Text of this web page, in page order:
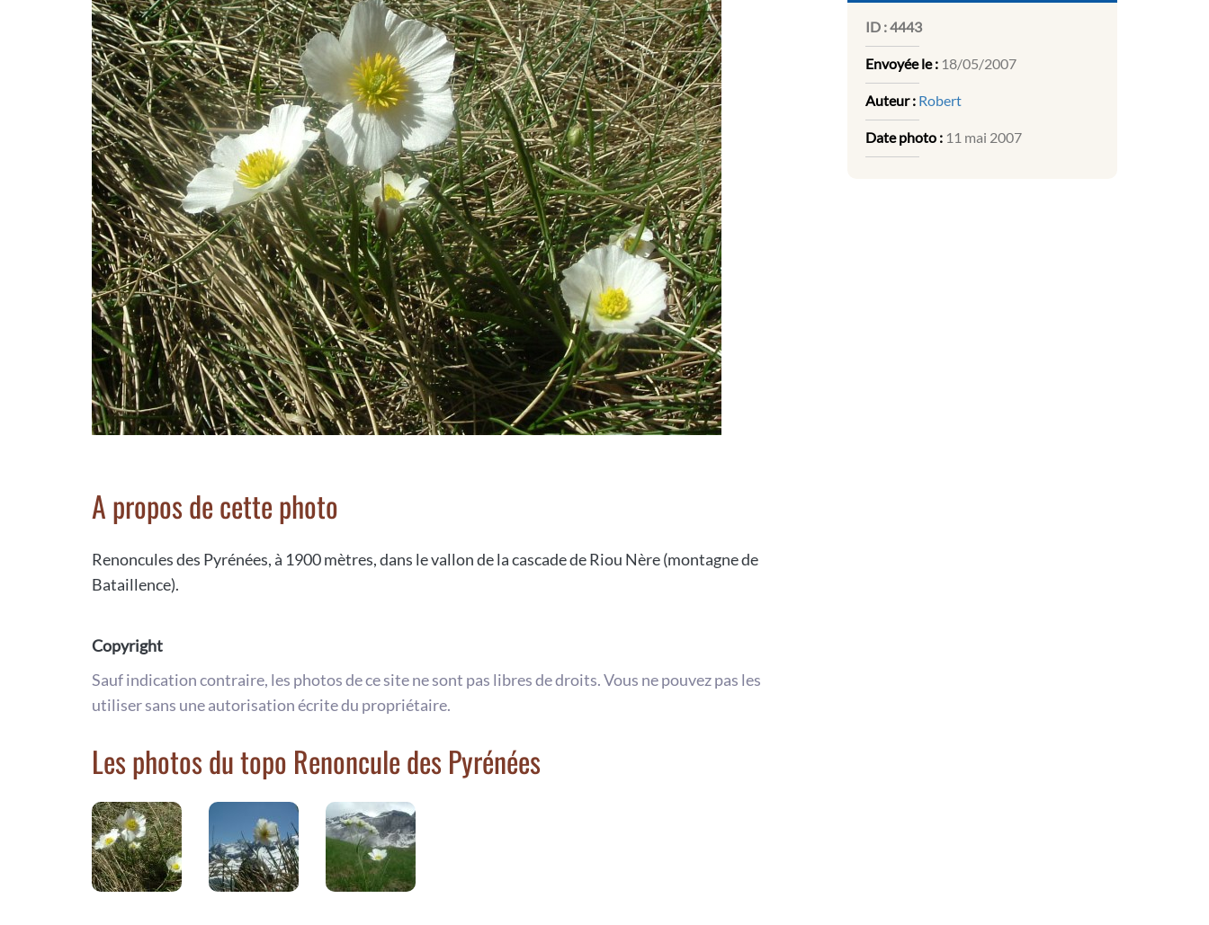
A propos de cette photo
Renoncules des Pyrénées, à 1900 mètres, dans le vallon de la cascade de Riou Nère (montagne de
Bataillence).
Copyright
Sauf indication contraire, les photos de ce site ne sont pas libres de droits. Vous ne pouvez pas les
utiliser sans une autorisation écrite du propriétaire.
Les photos du topo Renoncule des Pyrénées
ID :4443
Envoyée le : 18/05/2007
Auteur : Robert
Date photo : 11 mai 2007